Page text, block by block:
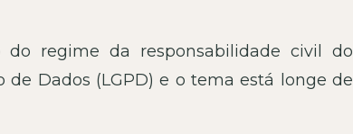
regime da responsabilidade civil do
Dados (LGPD) e o tema está longe de